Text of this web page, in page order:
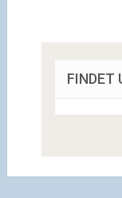
FINDET